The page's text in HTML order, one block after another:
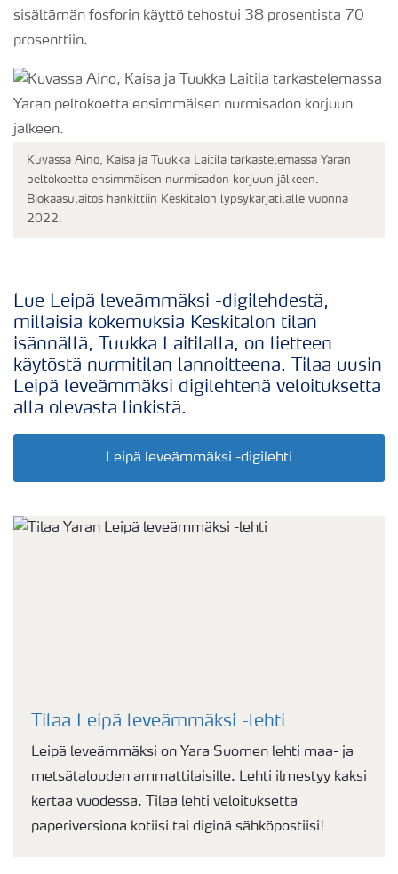
sisältämän fosforin käyttö tehostui 38 prosentista 70
prosenttiin.
Kuvassa Aino, Kaisa ja Tuukka Laitila tarkastelemassa Yaran
peltokoetta ensimmäisen nurmisadon korjuun jälkeen.
Biokaasulaitos hankittiin Keskitalon lypsykarjatilalle vuonna
2022.
Lue Leipä leveämmäksi -digilehdestä,
millaisia kokemuksia Keskitalon tilan
isännällä, Tuukka Laitilalla, on lietteen
käytöstä nurmitilan lannoitteena. Tilaa uusin
Leipä leveämmäksi digilehtenä veloituksetta
alla olevasta linkistä.
Leipä leveämmäksi -digilehti
Tilaa Leipä leveämmäksi -lehti
Leipä leveämmäksi on Yara Suomen lehti maa- ja
metsätalouden ammattilaisille. Lehti ilmestyy kaksi
kertaa vuodessa. Tilaa lehti veloituksetta
paperiversiona kotiisi tai diginä sähköpostiisi!